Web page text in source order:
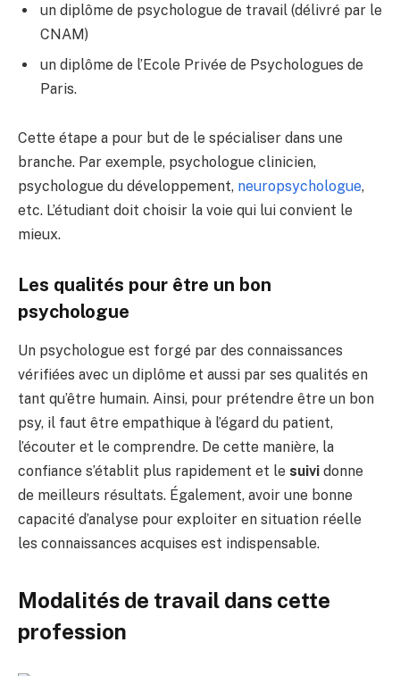
un diplôme de psychologue de travail (délivré par le
CNAM)
un diplôme de l’Ecole Privée de Psychologues de
Paris.
Cette étape a pour but de le spécialiser dans une
branche. Par exemple, psychologue clinicien,
psychologue du développement, neuropsychologue,
etc. L’étudiant doit choisir la voie qui lui convient le
mieux.
Les qualités pour être un bon
psychologue
Un psychologue est forgé par des connaissances
vérifiées avec un diplôme et aussi par ses qualités en
tant qu’être humain. Ainsi, pour prétendre être un bon
psy, il faut être empathique à l’égard du patient,
l’écouter et le comprendre. De cette manière, la
confiance s’établit plus rapidement et le suivi donne
de meilleurs résultats. Également, avoir une bonne
capacité d’analyse pour exploiter en situation réelle
les connaissances acquises est indispensable.
Modalités de travail dans cette
profession